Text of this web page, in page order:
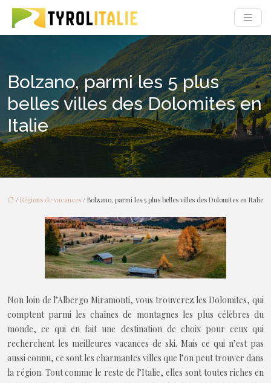
Bolzano, parmi les 5 plus
belles villes des Dolomites en
Italie
/ Régions de vacances / Bolzano, parmi les 5 plus belles villes des Dolomites en Italie
Non loin de l’Albergo Miramonti, vous trouverez les Dolomites, qui
comptent parmi les chaînes de montagnes les plus célèbres du
monde, ce qui en fait une destination de choix pour ceux qui
recherchent les meilleures vacances de ski. Mais ce qui n’est pas
aussi connu, ce sont les charmantes villes que l’on peut trouver dans
la région. Tout comme le reste de l’Italie, elles sont toutes riches en